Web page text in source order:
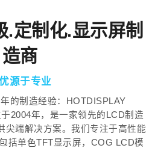
.定制化.显示屏制
造商
源于专业
的制造经验：HOTDISPLAY
2004年，是一家领先的LCD制造
尖端解决方案。我们专注于高性能
括单色TFT显示屏，COG LCD模